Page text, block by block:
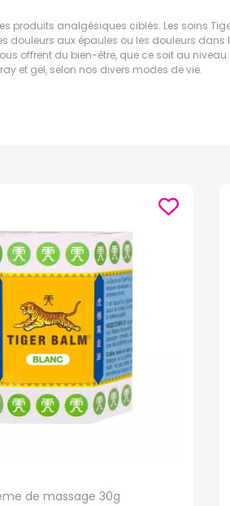
produits analgésiques ciblés. Les soins
douleurs aux épaules ou les douleurs
offrent du bien-être, que ce soit au
et gel, selon nos divers modes de vie.
de massage 30g